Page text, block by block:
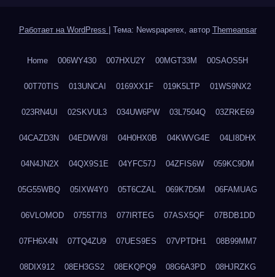
Работает на WordPress Тема: Newspaperex, автор Themeansar
Home 006WY430 007HXU2Y 00MGT33M 00SAOS5H
00T70TIS 013UNCAI 0169XX1F 019K5LTP 01WS9NX2
023RN4UI 02SKVUL3 034UW6PW 03L7504Q 03ZRKE69
04CAZD3N 04EDWV8I 04H0HX0B 04KWVG4E 04LI8DHX
04N4JN2X 04QX9S1E 04YFC57J 04ZFIS6W 059KC9DM
05G55WBQ 05IXW4Y0 05T6CZAL 069K7D5M 06FAMUAG
06VLOMOD 0755T7I3 077IRTEG 07ASX5QF 07BDB1DD
07FH6X4N 07TQ4ZU9 07UES9ES 07VPTDH1 08B99MM7
08DIX912 08EH3GS2 08EKQPQ9 08G6A3PD 08HJRZKG